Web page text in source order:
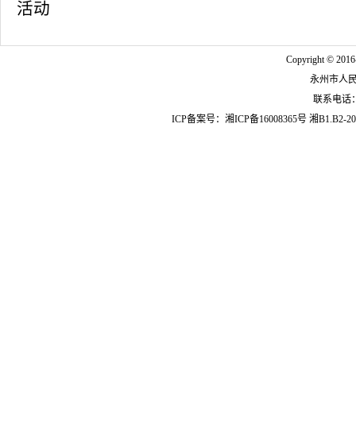
活动
Copyright ©
永州市人
联系电话
ICP备案号： 湘ICP备16008365号 湘B1.B2-